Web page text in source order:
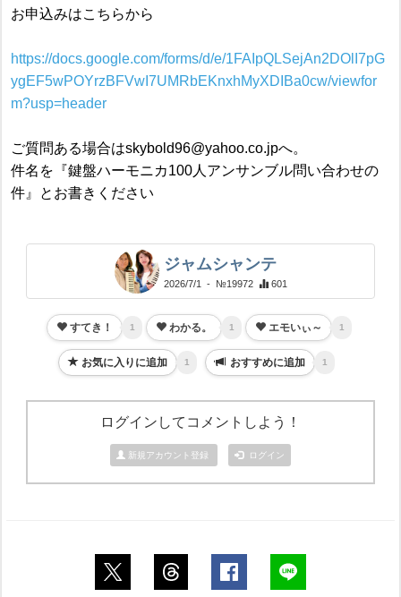
お申込みはこちらから
https://docs.google.com/forms/d/e/1FAIpQLSejAn2DOlI7pG
ygEF5wPOYrzBFVwI7UMRbEKnxhMyXDIBa0cw/viewfor
m?usp=header
ご質問ある場合はskybold96@yahoo.co.jpへ。
件名を『鍵盤ハーモニカ100人アンサンブル問い合わせの
件』とお書きください
ジャムシャンテ
2026/7/1 - №19972 601
すてき！ 1 わかる。 1 エモいぃ～ 1
お気に入りに追加 1 おすすめに追加 1
ログインしてコメントしよう！
新規アカウント登録 ログイン